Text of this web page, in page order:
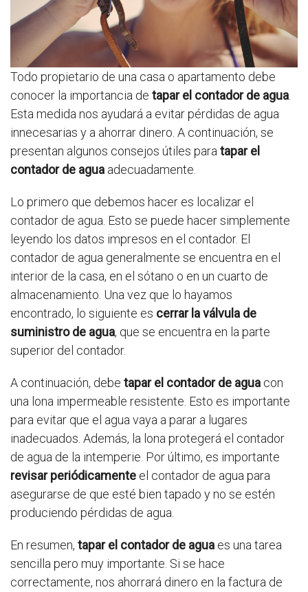
Todo propietario de una casa o apartamento debe
conocer la importancia de tapar el contador de agua
Esta medida nos ayudará a evitar pérdidas de agua
innecesarias y a ahorrar dinero. A continuación, se
presentan algunos consejos útiles para tapar el
contador de agua adecuadamente.
Lo primero que debemos hacer es localizar el
contador de agua. Esto se puede hacer simplemente
leyendo los datos impresos en el contador. El
contador de agua generalmente se encuentra en el
interior de la casa, en el sótano o en un cuarto de
almacenamiento. Una vez que lo hayamos
encontrado, lo siguiente es cerrar la válvula de
suministro de agua, que se encuentra en la parte
superior del contador.
A continuación, debe tapar el contador de agua con
una lona impermeable resistente. Esto es importante
para evitar que el agua vaya a parar a lugares
inadecuados. Además, la lona protegerá el contador
de agua de la intemperie. Por último, es importante
revisar periódicamente el contador de agua para
asegurarse de que esté bien tapado y no se estén
produciendo pérdidas de agua.
En resumen, tapar el contador de agua es una tarea
sencilla pero muy importante. Si se hace
correctamente, nos ahorrará dinero en la factura de